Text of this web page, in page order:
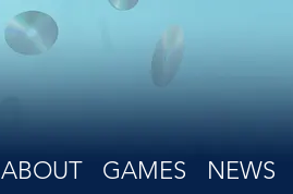
ABOUT GAMES NEWS